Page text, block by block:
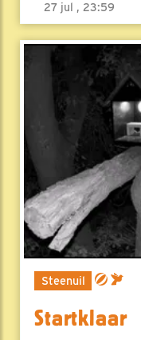
27 jul , 23:59
Steenuil
Startklaar